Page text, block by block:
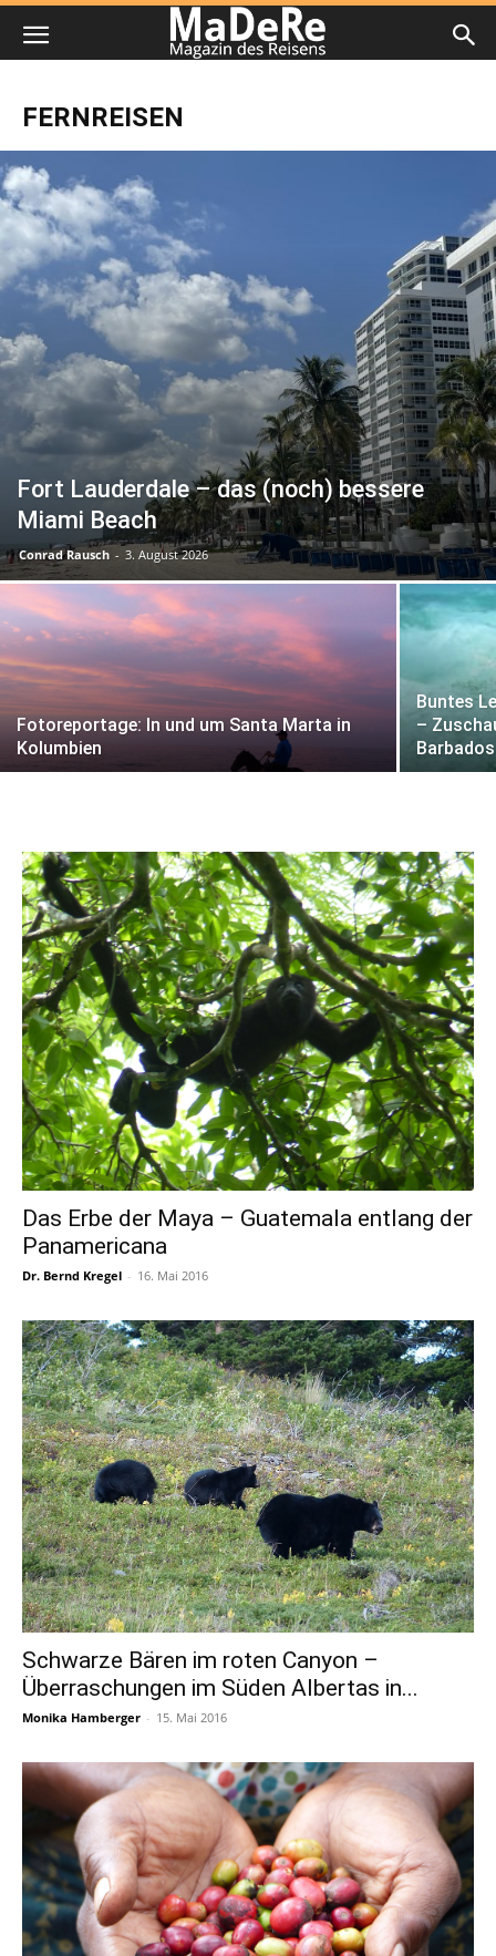
FERNREISEN
Fort Lauderdale – das (noch) bessere
Miami Beach
Conrad Rausch - 3. August 2026
Fotoreportage: In und um Santa Marta in
Kolumbien
Buntes
–
Barbados
Das Erbe der Maya – Guatemala entlang der
Panamericana
Dr. Bernd Kregel - 16. Mai 2016
Schwarze Bären im roten Canyon –
Überraschungen im Süden Albertas in...
Monika Hamberger - 15. Mai 2016